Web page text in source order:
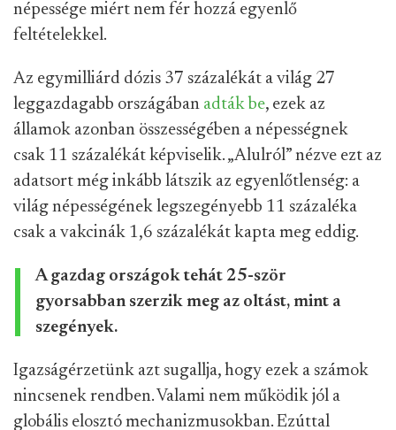
népessége miért nem fér hozzá egyenlő
feltételekkel.
Az egymilliárd dózis 37 százalékát a világ 27
leggazdagabb országában adták be, ezek az
államok azonban összességében a népességnek
csak 11 százalékát képviselik. „Alulról” nézve ezt az
adatsort még inkább látszik az egyenlőtlenség: a
világ népességének legszegényebb 11 százaléka
csak a vakcinák 1,6 százalékát kapta meg eddig.
A gazdag országok tehát 25-ször
gyorsabban szerzik meg az oltást, mint a
szegények.
Igazságérzetünk azt sugallja, hogy ezek a számok
nincsenek rendben. Valami nem működik jól a
globális elosztó mechanizmusokban. Ezúttal